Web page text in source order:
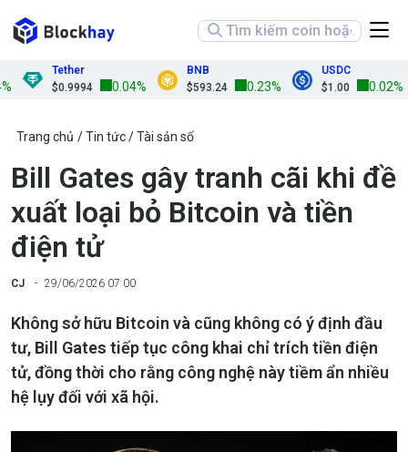
Tether
$0.9994
0.04%
BNB
$593.24
0.23%
USDC
$1.00
0.02%
Trang chủ Tin tức Tài sản số
Bill Gates gây tranh cãi khi đề
xuất loại bỏ Bitcoin và tiền
điện tử
CJ 29/06/2026 07:00
Không sở hữu Bitcoin và cũng không có ý định đầu
tư, Bill Gates tiếp tục công khai chỉ trích tiền điện
tử, đồng thời cho rằng công nghệ này tiềm ẩn nhiều
hệ lụy đối với xã hội.